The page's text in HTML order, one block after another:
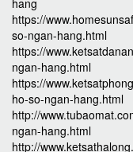
hang
https://
so-ngan-hang.html
https://
ngan-hang.html
https://
ho-so-ngan-hang.html
http://
ngan-hang.html
http://